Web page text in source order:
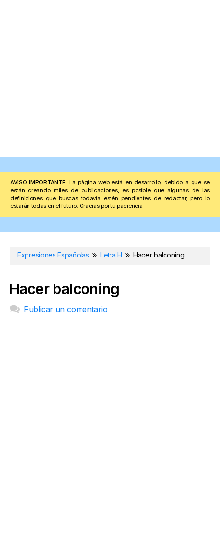
AVISO IMPORTANTE: La página web está en desarrollo, debido a que se
están creando miles de publicaciones, es posible que algunas de las
definiciones que buscas todavía estén pendientes de redactar, pero lo
estarán todas en el futuro. Gracias por tu paciencia.
Expresiones Españolas Letra H Hacer balconing
Hacer balconing
Publicar un comentario